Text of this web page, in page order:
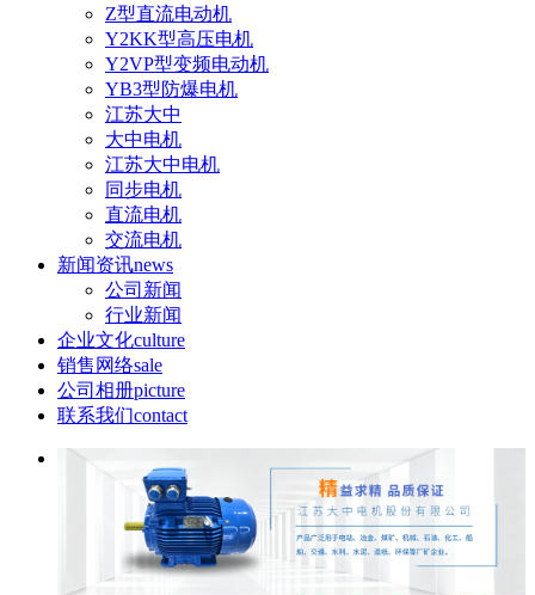
Z型直流电动机
Y2KK型高压电机
Y2VP型变频电动机
YB3型防爆电机
江苏大中
大中电机
江苏大中电机
同步电机
直流电机
交流电机
新闻资讯news
公司新闻
行业新闻
企业文化culture
销售网络sale
公司相册picture
联系我们contact